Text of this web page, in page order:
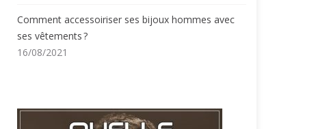
Comment accessoiriser ses bijoux hommes avec
ses vêtements ?
16/08/2021